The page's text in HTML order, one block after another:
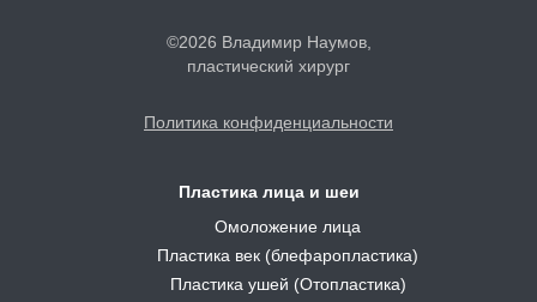
©2026 Владимир Наумов,
пластический хирург
Политика конфиденциальности
Пластика лица и шеи
Омоложение лица
Пластика век (блефаропластика)
Пластика ушей (Отопластика)